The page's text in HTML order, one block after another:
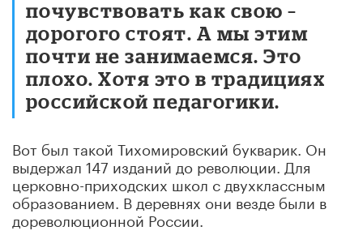
почувствовать как свою –
дорогого стоят. А мы этим
почти не занимаемся. Это
плохо. Хотя это в традициях
российской педагогики.
Вот был такой Тихомировский букварик. Он
выдержал 147 изданий до революции. Для
церковно-приходских школ с двухклассным
образованием. В деревнях они везде были в
дореволюционной России.